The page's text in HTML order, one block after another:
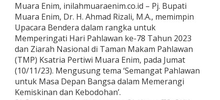
Muara Enim, inilahmuaraenim.co.id – Pj. Bupati
Muara Enim, Dr. H. Ahmad Rizali, M.A., memimpin
Upacara Bendera dalam rangka untuk
Memperingati Hari Pahlawan ke-78 Tahun 2023
dan Ziarah Nasional di Taman Makam Pahlawan
(TMP) Ksatria Pertiwi Muara Enim, pada Jumat
(10/11/23). Mengusung tema ‘Semangat Pahlawan
untuk Masa Depan Bangsa dalam Memerangi
Kemiskinan dan Kebodohan’.